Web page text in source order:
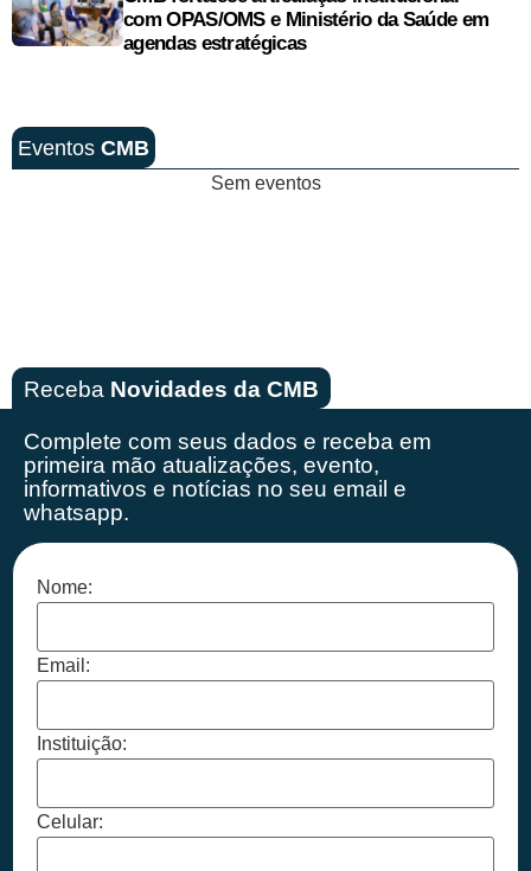
com OPAS/OMS e Ministério da Saúde em
agendas estratégicas
Eventos CMB
Sem eventos
Receba Novidades da CMB
Complete com seus dados e receba em
primeira mão atualizações, evento,
informativos e notícias no seu email e
whatsapp.
Nome:
Email:
Instituição:
Celular: